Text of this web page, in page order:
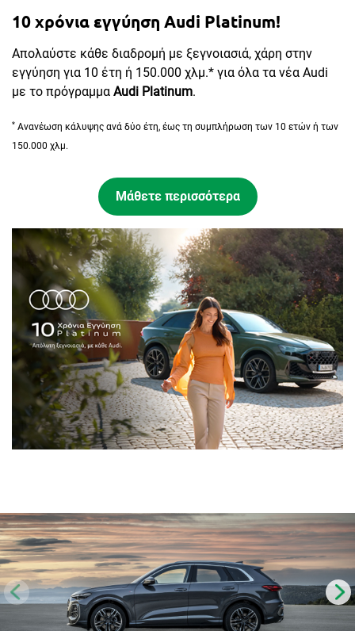
10 χρόνια εγγύηση Audi Platinum!
Απολαύστε κάθε διαδρομή με ξεγνοιασιά, χάρη στην
εγγύηση για 10 έτη ή 150.000 χλμ.* για όλα τα νέα Audi
με το πρόγραμμα Audi Platinum.
* Ανανέωση κάλυψης ανά δύο έτη, έως τη συμπλήρωση των 10 ετών ή των
150.000 χλμ.
Μάθετε περισσότερα